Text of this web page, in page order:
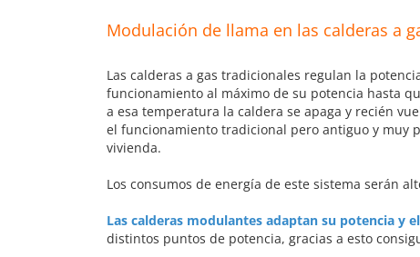
Modulación de llama en las calderas a
Las calderas a gas tradicionales regulan la
funcionamiento al máximo de su potencia hasta
a esa temperatura la caldera se apaga y recién
el funcionamiento tradicional pero antiguo y muy
vivienda.
Los consumos de energía de este sistema serán
Las calderas modulantes adaptan su potencia y
distintos puntos de potencia, gracias a esto